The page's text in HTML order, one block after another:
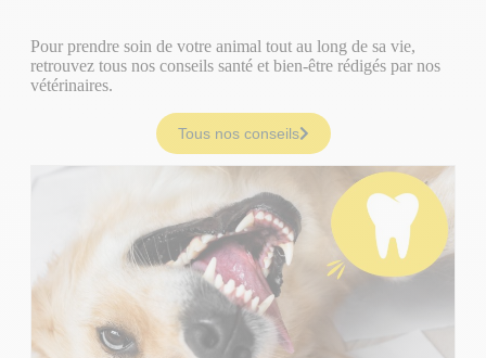
Pour prendre soin de votre animal tout au long de sa vie,
retrouvez tous nos conseils santé et bien-être rédigés par nos
vétérinaires.
Tous nos conseils